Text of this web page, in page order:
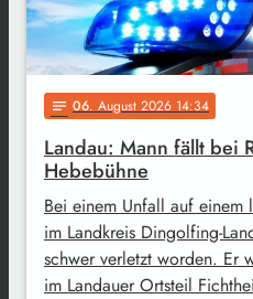
notes 06. August 2026 14:34
Landau: Mann fällt bei
Hebebühne
Bei einem Unfall auf einem
im Landkreis Dingolfing-
schwer verletzt worden. Er
im Landauer Ortsteil